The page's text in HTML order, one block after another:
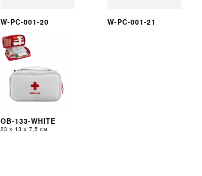
W-PC-001-20 W-PC-001-21
OB-133-WHITE
23 х 13 х 7,5 см